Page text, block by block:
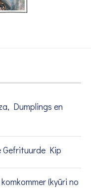
Dumplings en
Gefrituurde Kip
(kyūri no